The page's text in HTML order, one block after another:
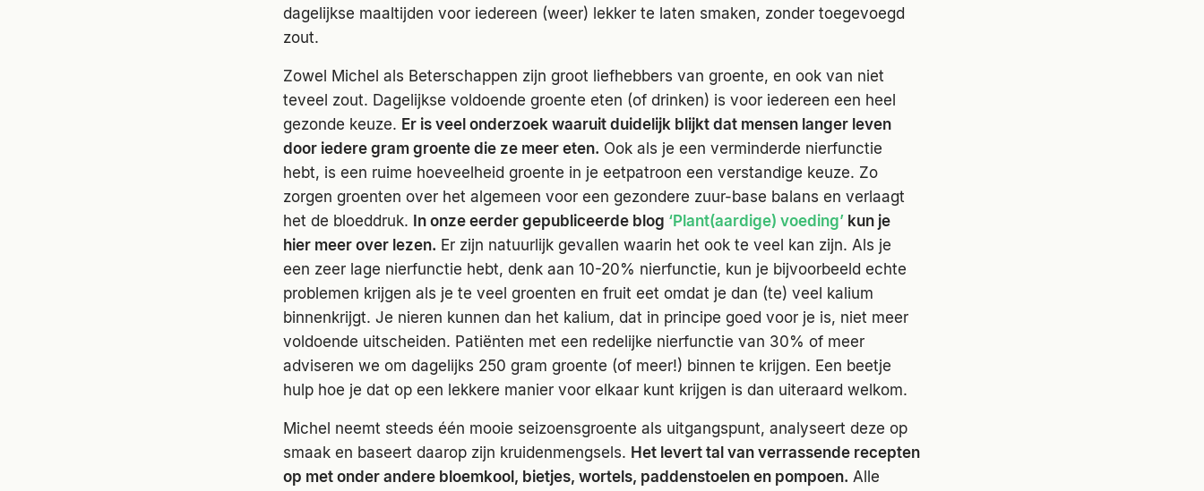
dagelijkse maaltijden voor iedereen (weer) lekker te laten smaken, zonder toegevoegd
zout.
Zowel Michel als Beterschappen zijn groot liefhebbers van groente, en ook van niet
teveel zout. Dagelijkse voldoende groente eten (of drinken) is voor iedereen een heel
gezonde keuze. Er is veel onderzoek waaruit duidelijk blijkt dat mensen langer leven
door iedere gram groente die ze meer eten. Ook als je een verminderde nierfunctie
hebt, is een ruime hoeveelheid groente in je eetpatroon een verstandige keuze. Zo
zorgen groenten over het algemeen voor een gezondere zuur-base balans en verlaagt
het de bloeddruk. In onze eerder gepubliceerde blog ‘Plant(aardige) voeding’ kun je
hier meer over lezen. Er zijn natuurlijk gevallen waarin het ook te veel kan zijn. Als je
een zeer lage nierfunctie hebt, denk aan 10-20% nierfunctie, kun je bijvoorbeeld echte
problemen krijgen als je te veel groenten en fruit eet omdat je dan (te) veel kalium
binnenkrijgt. Je nieren kunnen dan het kalium, dat in principe goed voor je is, niet meer
voldoende uitscheiden. Patiënten met een redelijke nierfunctie van 30% of meer
adviseren we om dagelijks 250 gram groente (of meer!) binnen te krijgen. Een beetje
hulp hoe je dat op een lekkere manier voor elkaar kunt krijgen is dan uiteraard welkom.
Michel neemt steeds één mooie seizoensgroente als uitgangspunt, analyseert deze op
smaak en baseert daarop zijn kruidenmengsels. Het levert tal van verrassende recepten
op met onder andere bloemkool, bietjes, wortels, paddenstoelen en pompoen. Alle